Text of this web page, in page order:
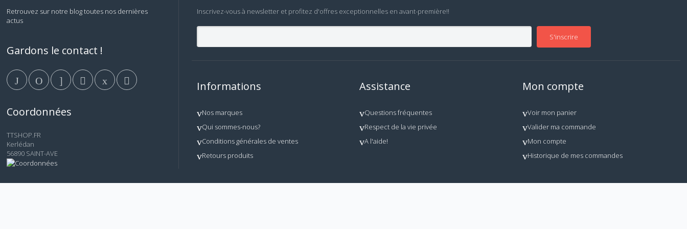
Retrouvez sur notre blog toutes nos dernières
actus
Gardons le contact !
Coordonnées
TTSHOP.FR
Kerlédan
56890 SAINT-AVE
Inscrivez-vous à newsletter et profitez d'offres exceptionnelles en avant-première!!
S'inscrire
Informations
Nos marques
Qui sommes-nous?
Conditions générales de ventes
Retours produits
Assistance
Questions fréquentes
Respect de la vie privée
A l'aide!
Mon compte
Voir mon panier
Valider ma commande
Mon compte
Historique de mes commandes